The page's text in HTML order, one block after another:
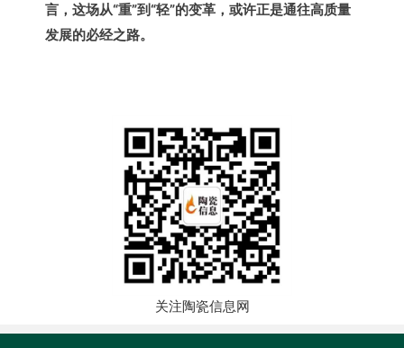
言，这场从“重”到“轻”的变革，或许正是通往高质量
发展的必经之路。
关注陶瓷信息网